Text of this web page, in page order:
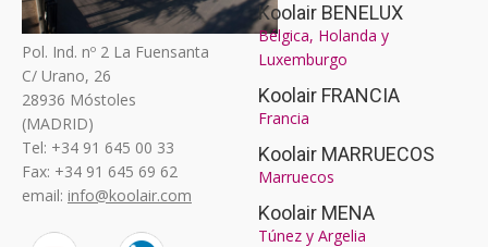
Pol. Ind. nº 2 La Fuensanta
C/ Urano, 26
28936 Móstoles
(MADRID)
Tel: +34 91 645 00 33
Fax: +34 91 645 69 62
email: info@koolair.com
Koolair BENELUX
Bélgica, Holanda y
Luxemburgo
Koolair FRANCIA
Francia
Koolair MARRUECOS
Marruecos
Koolair MENA
Túnez y Argelia